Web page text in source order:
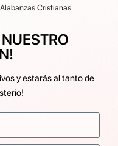
Alabanzas Cristianas
y estarás al tanto de